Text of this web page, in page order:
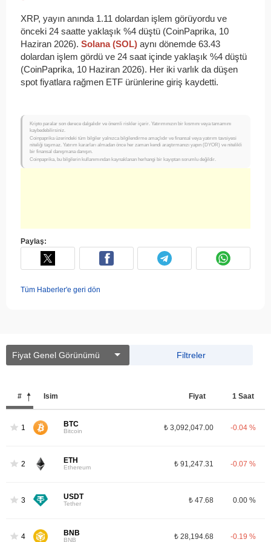
XRP, yayın anında 1.11 dolardan işlem görüyordu ve
önceki 24 saatte yaklaşık %4 düştü (CoinPaprika, 10
Haziran 2026). Solana (SOL) aynı dönemde 63.43
dolardan işlem gördü ve 24 saat içinde yaklaşık %4 düştü
(CoinPaprika, 10 Haziran 2026). Her iki varlık da düşen
spot fiyatlara rağmen ETF ürünlerine giriş kaydetti.
Kripto paralar son derece dalgalıdır ve önemli riskler içerir. Yatırımınızın bir kısmını veya tamamını
kaybedebilirsiniz.
Coinpaprika üzerindeki tüm bilgiler yalnızca bilgilendirme amaçlıdır ve finansal veya yatırım tavsiyesi
niteliği taşımaz. Yatırım kararları almadan önce her zaman kendi araştırmanızı yapın (DYOR) ve nitelikli
bir finansal danışmana danışın.
Coinpaprika, bu bilgilerin kullanımından kaynaklanan herhangi bir kayıptan sorumlu değildir.
Paylaş:
Tüm Haberler'e geri dön
Fiyat Genel Görünümü Filtreler
# İsim Fiyat 1 Saat
1 BTC
Bitcoin ₺ 3,092,047.00 -0.04 %
2 ETH
Ethereum ₺ 91,247.31 -0.07 %
3 USDT
Tether ₺ 47.68 0.00 %
4 BNB
BNB ₺ 28,194.68 -0.19 %